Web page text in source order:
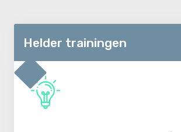
Helder trainingen